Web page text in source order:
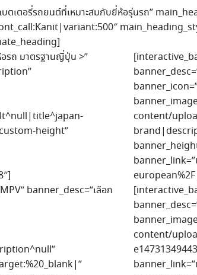
เตอรี่รถยนต์ที่เหมาะสมกับยี่ห้อรุ่นรถ”
รถ มาตรฐานญี่ปุ่น >”
height”
content/
banner_desc=”เลือก
content/